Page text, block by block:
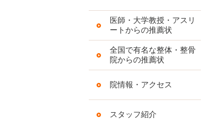
医師・大学教授・アスリ
ートからの推薦状
全国で有名な整体・整骨
院からの推薦状
院情報・アクセス
スタッフ紹介